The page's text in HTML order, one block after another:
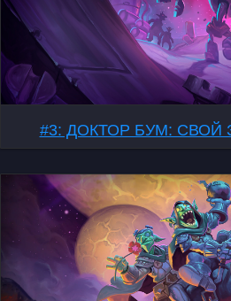
#3: ДОКТОР БУМ: СВОЙ